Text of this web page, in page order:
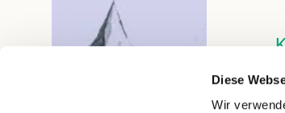
Diese
Wir